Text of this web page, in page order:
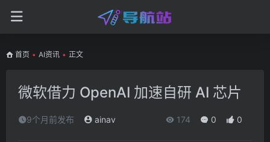
首页 • AI资讯 • 正文
微软借力 OpenAI 加速自研 AI 芯片
9个月前发布 ainav 174 0 0